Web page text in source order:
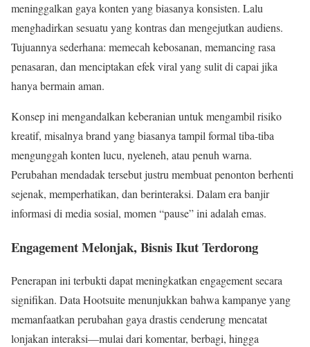
meninggalkan gaya konten yang biasanya konsisten. Lalu
menghadirkan sesuatu yang kontras dan mengejutkan audiens.
Tujuannya sederhana: memecah kebosanan, memancing rasa
penasaran, dan menciptakan efek viral yang sulit di capai jika
hanya bermain aman.
Konsep ini mengandalkan keberanian untuk mengambil risiko
kreatif, misalnya brand yang biasanya tampil formal tiba-tiba
mengunggah konten lucu, nyeleneh, atau penuh warna.
Perubahan mendadak tersebut justru membuat penonton berhenti
sejenak, memperhatikan, dan berinteraksi. Dalam era banjir
informasi di media sosial, momen “pause” ini adalah emas.
Engagement Melonjak, Bisnis Ikut Terdorong
Penerapan ini terbukti dapat meningkatkan engagement secara
signifikan. Data Hootsuite menunjukkan bahwa kampanye yang
memanfaatkan perubahan gaya drastis cenderung mencatat
lonjakan interaksi—mulai dari komentar, berbagi, hingga